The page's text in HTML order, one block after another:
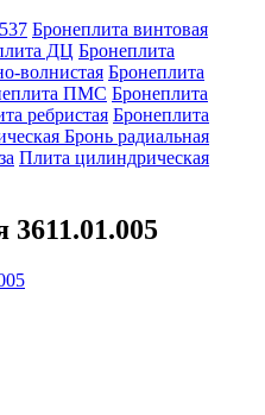
Бронеплита винтовая
ДЦ Бронеплита
волнистая Бронеплита
ПМС Бронеплита
ребристая Бронеплита
Бронь радиальная
Плита цилиндрическая
3611.01.005